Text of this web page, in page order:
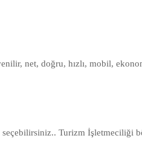
net, doğru, hızlı, mobil,
Turizm İşletmeciliği